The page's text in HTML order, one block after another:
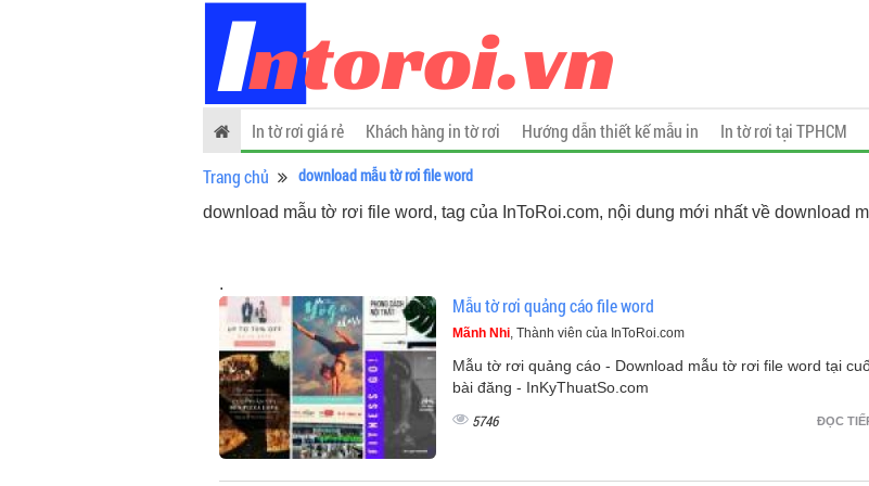
In tờ rơi giá rẻ Khách hàng in tờ rơi Hướng dẫn thiết kế mẫu in In tờ rơi tại TPHCM
Trang chủ
download mẫu tờ rơi file word
download mẫu tờ rơi file word, tag của InToRoi.com, nội dung mới nhất về download
.
Mẫu tờ rơi quảng cáo file word
Mãnh Nhi, Thành viên của InToRoi.com
Mẫu tờ rơi quảng cáo - Download mẫu tờ rơi file word tại
bài đăng - InKyThuatSo.com
ĐỌC
5746